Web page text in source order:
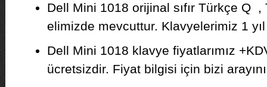
Dell Mini 1018 orijinal sıfır Türkçe Q
elimizde mevcuttur. Klavyelerimiz 1
Dell Mini 1018 klavye fiyatlarımız
ücretsizdir. Fiyat bilgisi için bizi